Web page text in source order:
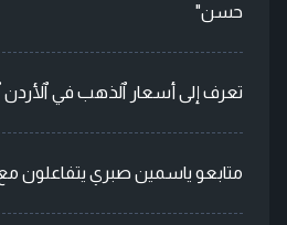
حسن"
تعرف إلى أسعار ٱلذهب في
متابعو ياسمين صبري يتفاعلون